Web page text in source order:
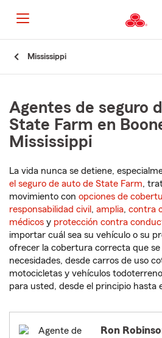
al
Mississippi
Agentes de seguro
State Farm en
Mississippi
La vida nunca se detiene,
el seguro de auto de State Farm,
movimiento con opciones de
responsabilidad civil , amplia, contra
médicos y protección contra
importar cuál sea su vehículo o su
ofrecer la cobertura correcta que se
necesidades, desde carros de uso
motocicletas y vehículos
para usted, desde el principio hasta
Ron